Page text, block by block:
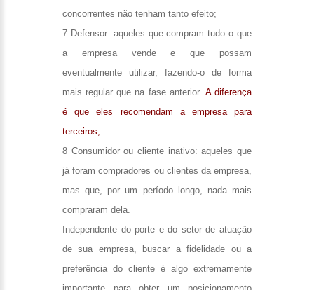
concorrentes não tenham tanto efeito;
7 Defensor: aqueles que compram tudo o que
a empresa vende e que possam
eventualmente utilizar, fazendo-o de forma
mais regular que na fase anterior. A diferença
é que eles recomendam a empresa para
terceiros;
8 Consumidor ou cliente inativo: aqueles que
já foram compradores ou clientes da empresa,
mas que, por um período longo, nada mais
compraram dela.
Independente do porte e do setor de atuação
de sua empresa, buscar a fidelidade ou a
preferência do cliente é algo extremamente